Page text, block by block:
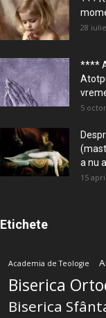
28
****
5
a nu
15
Etichete
Academia de Teologie
Biserica
Biserica